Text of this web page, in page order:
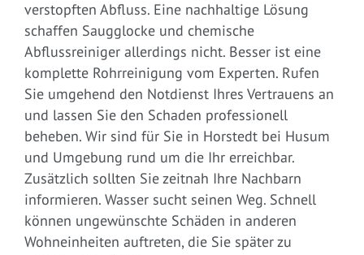
verstopften Abfluss. Eine nachhaltige Lösung
schaffen Saugglocke und chemische
Abflussreiniger allerdings nicht. Besser ist eine
komplette Rohrreinigung vom Experten. Rufen
Sie umgehend den Notdienst Ihres Vertrauens an
und lassen Sie den Schaden professionell
beheben. Wir sind für Sie in Horstedt bei Husum
und Umgebung rund um die Ihr erreichbar.
Zusätzlich sollten Sie zeitnah Ihre Nachbarn
informieren. Wasser sucht seinen Weg. Schnell
können ungewünschte Schäden in anderen
Wohneinheiten auftreten, die Sie später zu